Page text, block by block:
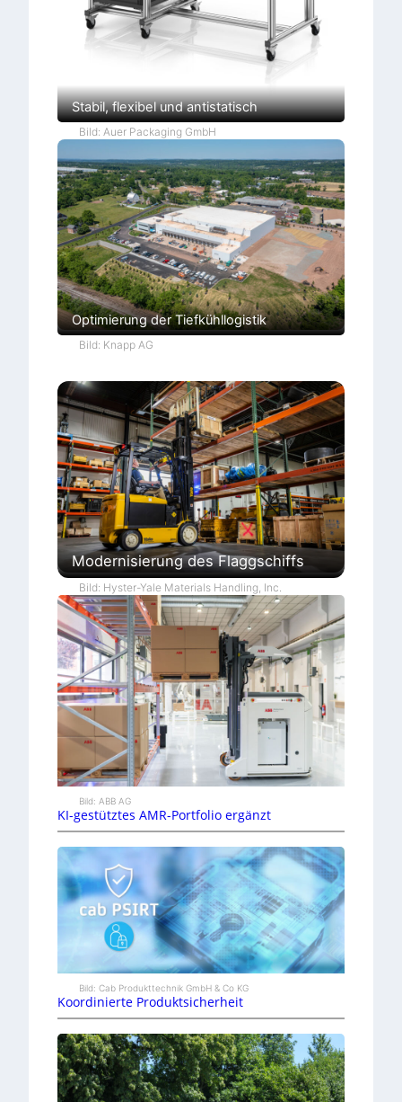
Stabil, flexibel und antistatisch
Bild: Auer Packaging GmbH
Optimierung der Tiefkühllogistik
Bild: Knapp AG
Modernisierung des Flaggschiffs
Bild: Hyster-Yale Materials Handling, Inc.
Bild: ABB AG
KI-gestütztes AMR-Portfolio ergänzt
Bild: Cab Produkttechnik GmbH & Co KG
Koordinierte Produktsicherheit